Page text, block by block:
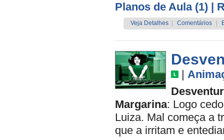
Planos de Aula (1) |
Veja Detalhes Comentários
|
Margarina: Logo
Luiza. Mal começa a
que a irritam e